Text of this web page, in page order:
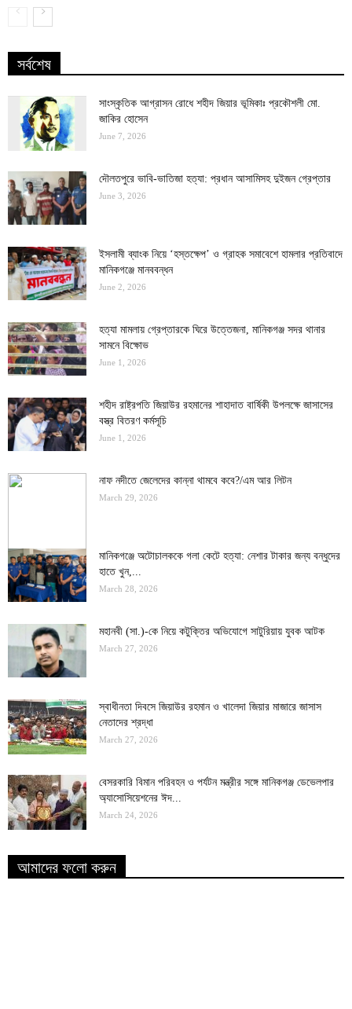
সর্বশেষ
সাংস্কৃতিক আগ্রাসন রোধে শহীদ জিয়ার ভূমিকাঃ প্রকৌশলী মো.
জাকির হোসেন
June 7, 2026
দৌলতপুরে ভাবি-ভাতিজা হত্যা: প্রধান আসামিসহ দুইজন গ্রেপ্তার
June 3, 2026
ইসলামী ব্যাংক নিয়ে ‘হস্তক্ষেপ’ ও গ্রাহক সমাবেশে হামলার প্রতিবাদে
মানিকগঞ্জে মানববন্ধন
June 2, 2026
হত্যা মামলায় গ্রেপ্তারকে ঘিরে উত্তেজনা, মানিকগঞ্জ সদর থানার
সামনে বিক্ষোভ
June 1, 2026
শহীদ রাষ্ট্রপতি জিয়াউর রহমানের শাহাদাত বার্ষিকী উপলক্ষে জাসাসের
বস্ত্র বিতরণ কর্মসূচি
June 1, 2026
নাফ নদীতে জেলেদের কান্না থামবে কবে?/এম আর লিটন
March 29, 2026
মানিকগঞ্জে অটোচালককে গলা কেটে হত্যা: নেশার টাকার জন্য বন্ধুদের
হাতে খুন,...
March 28, 2026
মহানবী (সা.)-কে নিয়ে কটুক্তির অভিযোগে সাটুরিয়ায় যুবক আটক
March 27, 2026
স্বাধীনতা দিবসে জিয়াউর রহমান ও খালেদা জিয়ার মাজারে জাসাস
নেতাদের শ্রদ্ধা
March 27, 2026
বেসরকারি বিমান পরিবহন ও পর্যটন মন্ত্রীর সঙ্গে মানিকগঞ্জ ডেভেলপার
অ্যাসোসিয়েশনের ঈদ...
March 24, 2026
আমাদের ফলো করুন